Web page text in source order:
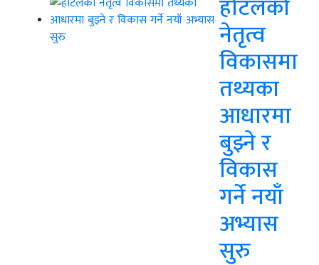
होटलको
नेतृत्व
विकासमा
तथ्यका
आधारमा
बुझ्ने र
विकास
गर्ने नयाँ
अभ्यास
सुरु